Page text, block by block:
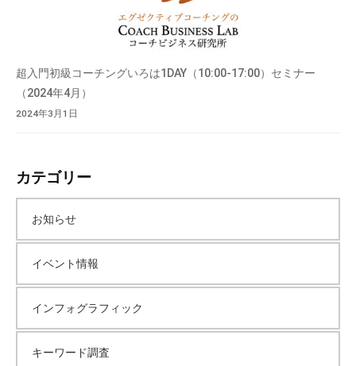
超入門初級コーチングいろは1DAY（10:00-17:00）セミナー
（2024年4月）
2024年3月1日
カテゴリー
お知らせ
イベント情報
インフォグラフィック
キーワード調査